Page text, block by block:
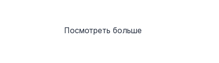
Посмотреть больше